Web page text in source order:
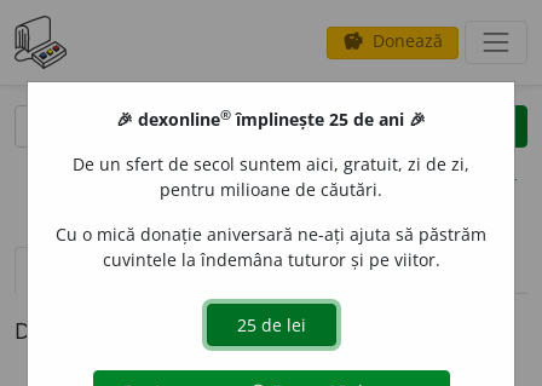
savings Donează
clear
opțiuni
definiții (1) pronunțievolume_up (18)
Definiția cu ID-ul 898854:
🎉 dexonline® împlinește 25 de ani 🎉
De un sfert de secol suntem aici, gratuit, zi de zi,
pentru milioane de căutări.
Cu o mică donație aniversară ne-ați ajuta să păstrăm
cuvintele la îndemâna tuturor și pe viitor.